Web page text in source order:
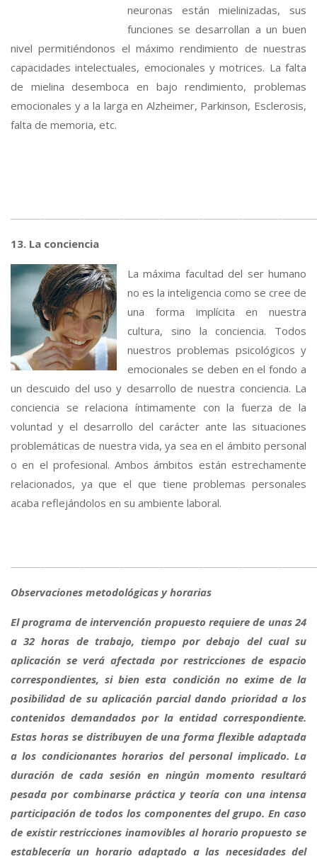
neuronas están mielinizadas, sus
funciones se desarrollan a un buen
nivel permitiéndonos el máximo rendimiento de nuestras
capacidades intelectuales, emocionales y motrices. La falta
de mielina desemboca en bajo rendimiento, problemas
emocionales y a la larga en Alzheimer, Parkinson, Esclerosis,
falta de memoria, etc.
13. La conciencia
La máxima facultad del ser humano
no es la inteligencia como se cree de
una forma implícita en nuestra
cultura, sino la conciencia. Todos
nuestros problemas psicológicos y
emocionales se deben en el fondo a
un descuido del uso y desarrollo de nuestra conciencia. La
conciencia se relaciona íntimamente con la fuerza de la
voluntad y el desarrollo del carácter ante las situaciones
problemáticas de nuestra vida, ya sea en el ámbito personal
o en el profesional. Ambos ámbitos están estrechamente
relacionados, ya que el que tiene problemas personales
acaba reflejándolos en su ambiente laboral.
Observaciones metodológicas y horarias
El programa de intervención propuesto requiere de unas 24
a 32 horas de trabajo, tiempo por debajo del cual su
aplicación se verá afectada por restricciones de espacio
correspondientes, si bien esta condición no exime de la
posibilidad de su aplicación parcial dando prioridad a los
contenidos demandados por la entidad correspondiente.
Estas horas se distribuyen de una forma flexible adaptada
a los condicionantes horarios del personal implicado. La
duración de cada sesión en ningún momento resultará
pesada por combinarse práctica y teoría con una intensa
participación de todos los componentes del grupo. En caso
de existir restricciones inamovibles al horario propuesto se
establecería un horario adaptado a las necesidades del